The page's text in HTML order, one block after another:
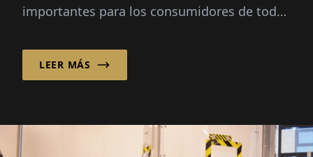
importantes para los consumidores de todo
GmbH ha combinado la artesanía tradicional
con la experiencia orgánica, ofreciendo una
LEER MÁS